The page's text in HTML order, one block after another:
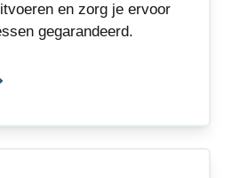
en zorg je ervoor
gegarandeerd.